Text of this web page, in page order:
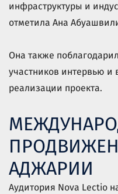
инфраструктуры и
отметила Ана
Она также
участников интервью и
реализации проекта.
АДЖАРИИ
Аудитория Nova Lectio